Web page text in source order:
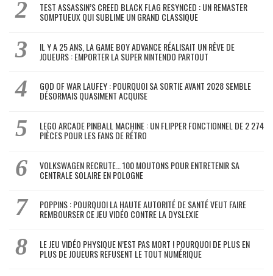
TEST ASSASSIN’S CREED BLACK FLAG RESYNCED : UN REMASTER
SOMPTUEUX QUI SUBLIME UN GRAND CLASSIQUE
IL Y A 25 ANS, LA GAME BOY ADVANCE RÉALISAIT UN RÊVE DE
JOUEURS : EMPORTER LA SUPER NINTENDO PARTOUT
GOD OF WAR LAUFEY : POURQUOI SA SORTIE AVANT 2028 SEMBLE
DÉSORMAIS QUASIMENT ACQUISE
LEGO ARCADE PINBALL MACHINE : UN FLIPPER FONCTIONNEL DE 2 274
PIÈCES POUR LES FANS DE RÉTRO
VOLKSWAGEN RECRUTE… 100 MOUTONS POUR ENTRETENIR SA
CENTRALE SOLAIRE EN POLOGNE
POPPINS : POURQUOI LA HAUTE AUTORITÉ DE SANTÉ VEUT FAIRE
REMBOURSER CE JEU VIDÉO CONTRE LA DYSLEXIE
LE JEU VIDÉO PHYSIQUE N’EST PAS MORT ! POURQUOI DE PLUS EN
PLUS DE JOUEURS REFUSENT LE TOUT NUMÉRIQUE